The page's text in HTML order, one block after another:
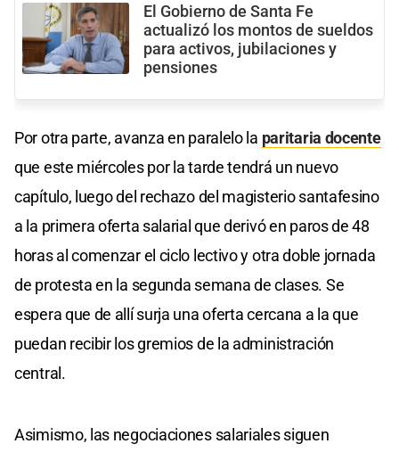
El Gobierno de Santa Fe
actualizó los montos de sueldos
para activos, jubilaciones y
pensiones
Por otra parte, avanza en paralelo la paritaria docente
que este miércoles por la tarde tendrá un nuevo
capítulo, luego del rechazo del magisterio santafesino
a la primera oferta salarial que derivó en paros de 48
horas al comenzar el ciclo lectivo y otra doble jornada
de protesta en la segunda semana de clases. Se
espera que de allí surja una oferta cercana a la que
puedan recibir los gremios de la administración
central.
Asimismo, las negociaciones salariales siguen